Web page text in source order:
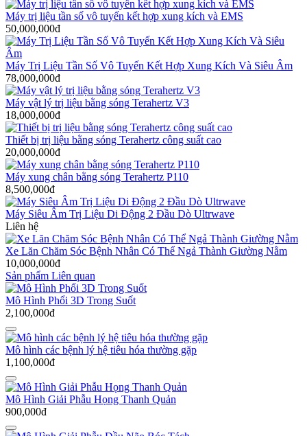
Máy trị liệu tần số vô tuyến kết hợp xung kích và EMS
50,000,000đ
Máy Trị Liệu Tần Số Vô Tuyến Kết Hợp Xung Kích Và Siêu Âm
78,000,000đ
Máy vật lý trị liệu bằng sóng Terahertz V3
18,000,000đ
Thiết bị trị liệu bằng sóng Terahertz công suất cao
20,000,000đ
Máy xung chân bằng sóng Terahertz P110
8,500,000đ
Máy Siêu Âm Trị Liệu Di Động 2 Đầu Dò Ultrwave
Liên hệ
Xe Lăn Chăm Sóc Bệnh Nhân Có Thể Ngả Thành Giường Nằm
10,000,000đ
Sản phẩm Liên quan
Mô Hình Phổi 3D Trong Suốt
2,100,000đ
Mô hình các bệnh lý hệ tiêu hóa thường gặp
1,100,000đ
Mô Hình Giải Phẫu Họng Thanh Quản
900,000đ